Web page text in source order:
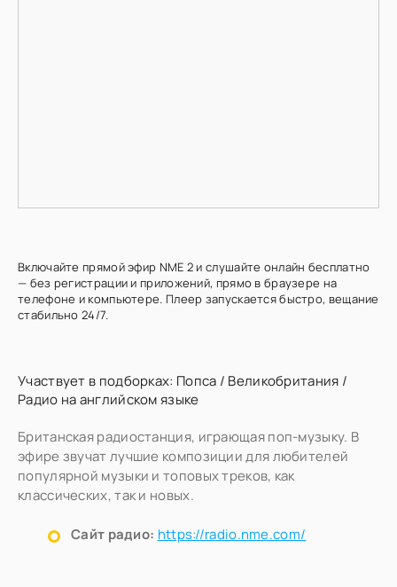
Включайте прямой эфир NME 2 и слушайте онлайн бесплатно
— без регистрации и приложений, прямо в браузере на
телефоне и компьютере. Плеер запускается быстро, вещание
стабильно 24/7.
Участвует в подборках: Попса / Великобритания /
Радио на английском языке
Британская радиостанция, играющая поп-музыку. В
эфире звучат лучшие композиции для любителей
популярной музыки и топовых треков, как
классических, так и новых.
Сайт радио: https://radio.nme.com/